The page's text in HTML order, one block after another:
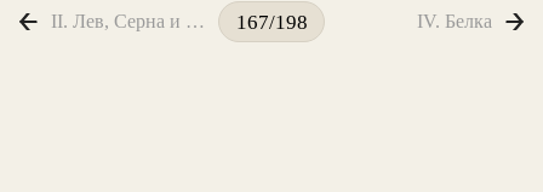
II. Лев, Серна и Лиса 167/198 IV. Белка